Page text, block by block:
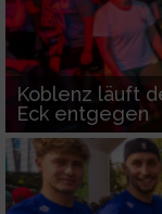
Koblenz läuft
Eck entgegen